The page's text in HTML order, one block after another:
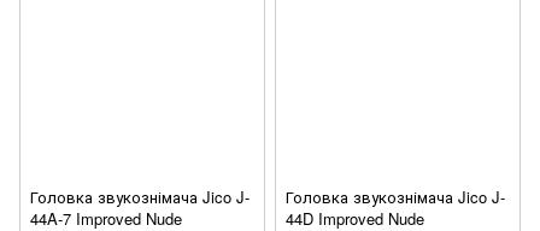
Головка звукознімача Jico J-
44A-7 Improved Nude
Головка звукознімача Jico J-
44D Improved Nude